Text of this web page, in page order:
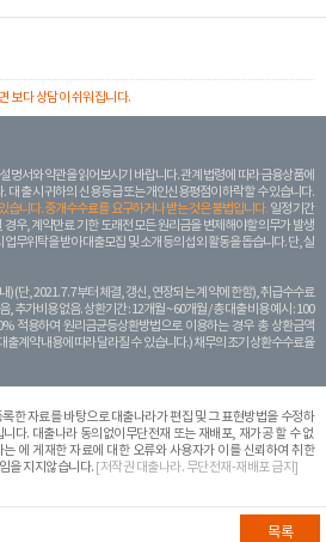
보다 상담이 쉬워집니다.
명서와 약관을 읽어보시기 바랍니다. 관계 법령에 따라 금융상품에
대 출 시 귀하의 신용등급 또는 개인신용평점이 하락할 수 있습니다.
습니다. 중개수수료를 요구하거나 받는 것은 불법입니다. 일정 기간
우, 계약만료 기한 도래전 모든 원리금을 변제해야할 의무가 발생
무위탁을 받아 대출모집 및 소개 등의 섭외 활동을 돕습니다. 단, 실
) (단, 2021. 7. 7부터 체결, 갱신, 연장되는 계 약에 한함), 취급수수료
추가비용 없음. 상환기간 : 12개월 ~ 60개월 / 총 대출 비용 예시 : 100
적용하여 원리금균등상환방법으로 이용하는 경우 총 상환금액
출계약 내용에 따라 달라질 수 있습니다.) 채무의 조기 상환수수료율
록한 자료를 바탕으로 대출나라가 편집 및 그 표현방법을 수정하
니다. 대출나라 동의없이무단전재 또는 재배포, 재가공 할 수 없
는 에 게재한 자료에 대한 오류와 사용자가 이를 신뢰하여 취한
을 지지않습니다. [저작권 대출나라. 무단전재-재배포 금지]
목록